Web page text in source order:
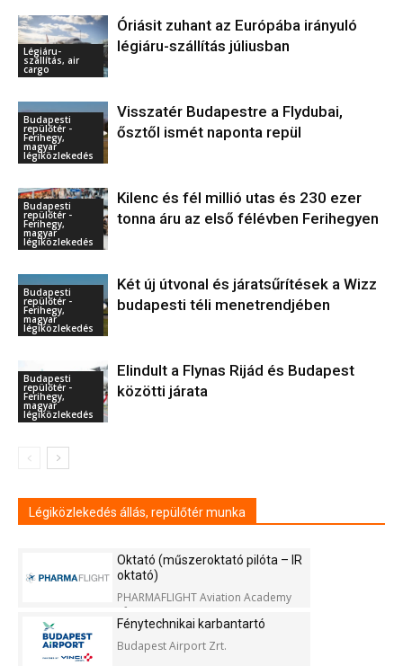
Légiáru-
szállítás, air
cargo
Óriásit zuhant az Európába irányuló
légiáru-szállítás júliusban
Budapesti
repülőtér -
Ferihegy,
magyar
légiközlekedés
Visszatér Budapestre a Flydubai,
ősztől ismét naponta repül
Budapesti
repülőtér -
Ferihegy,
magyar
légiközlekedés
Kilenc és fél millió utas és 230 ezer
tonna áru az első félévben Ferihegyen
Budapesti
repülőtér -
Ferihegy,
magyar
légiközlekedés
Két új útvonal és járatsűrítések a Wizz
budapesti téli menetrendjében
Budapesti
repülőtér -
Ferihegy,
magyar
légiközlekedés
Elindult a Flynas Rijád és Budapest
közötti járata
Légiközlekedés állás, repülőtér munka
Oktató (műszeroktató pilóta – IR
oktató)
PHARMAFLIGHT Aviation Academy
Kft.
Fénytechnikai karbantartó
Budapest Airport Zrt.